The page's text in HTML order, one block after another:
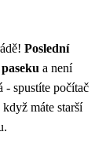
Poslední
a není
- spustíte počítač
máte starší